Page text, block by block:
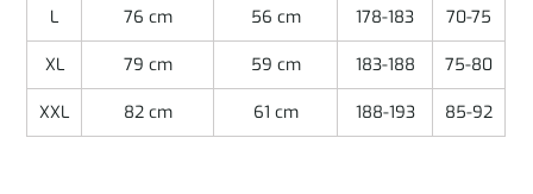
L 76 cm 56 cm 178-183 70-75
XL 79 cm 59 cm 183-188 75-80
XXL 82 cm 61 cm 188-193 85-92